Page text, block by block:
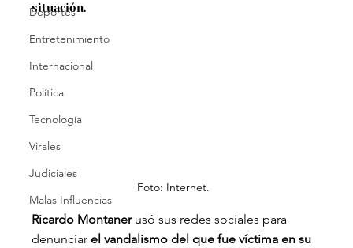
Deportes
Entretenimiento
Internacional
Política
Tecnología
Virales
Judiciales
Malas Influencias
situación.
Foto: Internet.
Ricardo Montaner usó sus redes sociales para
denunciar el vandalismo del que fue víctima en su